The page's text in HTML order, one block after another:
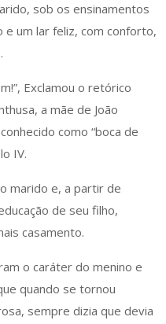
sob os ensinamentos
um lar feliz, com conforto,
Exclamou o retórico
a mãe de João
como “boca de
IV.
marido e, a partir de
de seu filho,
casamento.
o caráter do menino e
quando se tornou
sempre dizia que devia